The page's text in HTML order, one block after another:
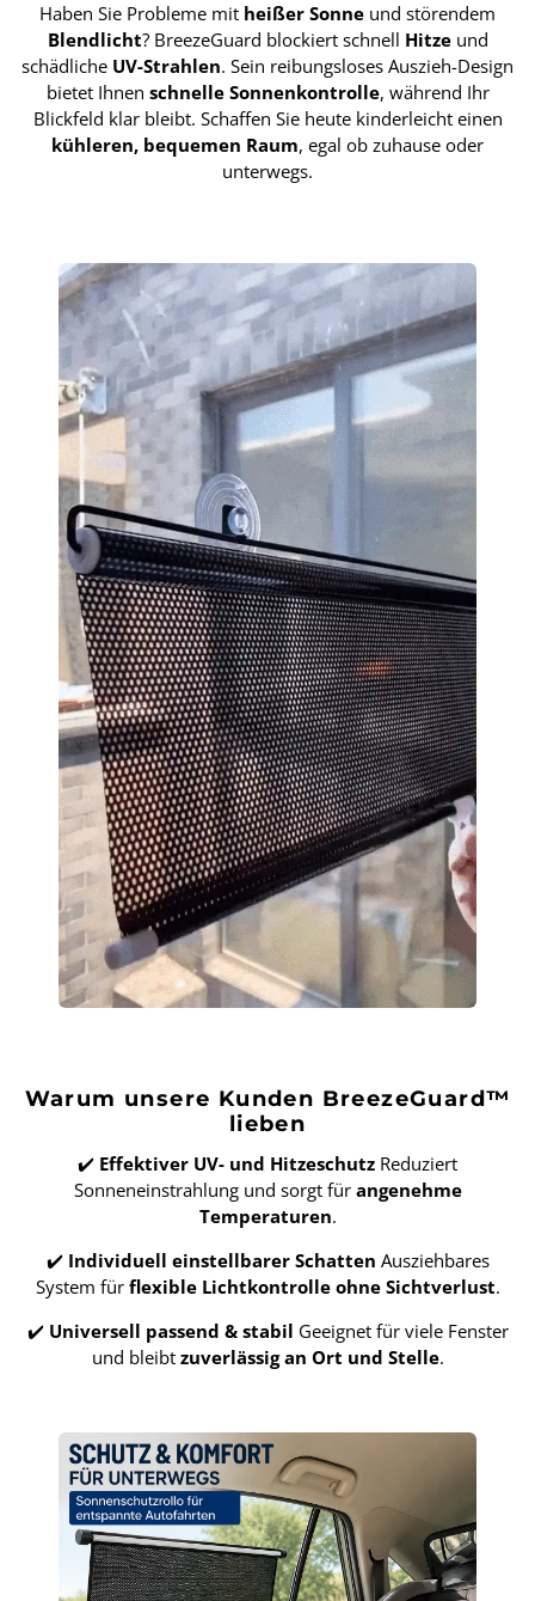
Haben Sie Probleme mit heißer Sonne und störendem
Blendlicht? BreezeGuard blockiert schnell Hitzeund
schädliche UV-Strahlen. Sein reibungsloses Auszieh-Design
bietet Ihnen schnelle Sonnenkontrolle, während Ihr
Blickfeld klar bleibt. Schaffen Sie heute kinderleicht einen
kühleren, bequemen Raum, egal ob zuhause oder
unterwegs.
Warum unsere Kunden BreezeGuard™
lieben
✔️ Effektiver UV- und Hitzeschutz Reduziert
Sonneneinstrahlung und sorgt für angenehme
Temperaturen.
✔️ Individuell einstellbarer Schatten Ausziehbares
System für flexible Lichtkontrolle ohne Sichtverlust.
✔️ Universell passend & stabil Geeignet für viele Fenster
und bleibt zuverlässig an Ort und Stelle.